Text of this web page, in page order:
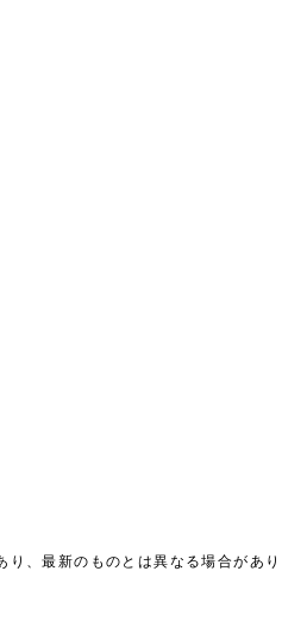
、最新のものとは異なる場合があり